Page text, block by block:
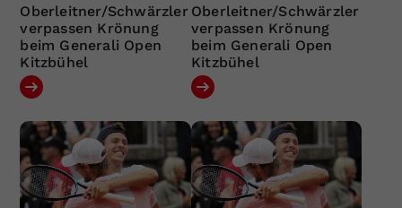
Oberleitner/Schwärzler
verpassen Krönung
beim Generali Open
Kitzbühel
Oberleitner/Schwärzler
verpassen Krönung
beim Generali Open
Kitzbühel